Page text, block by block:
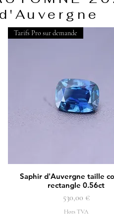
Aperçu rapide
Tarifs Pro sur demande
Saphir d'Auvergne taille
rectangle 0.56ct
Prix
530,00 €
Hors TVA